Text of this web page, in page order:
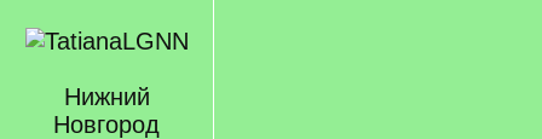
Нижний
Новгород